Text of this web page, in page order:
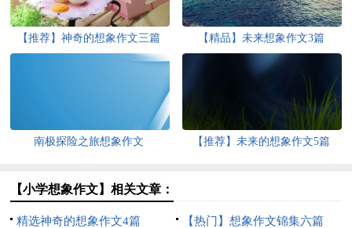
【推荐】神奇的想象作文三篇 【精品】未来想象作文3篇
南极探险之旅想象作文 【推荐】未来的想象作文5篇
【小学想象作文】相关文章：
精选神奇的想象作文4篇
【热门】想象作文锦集六篇